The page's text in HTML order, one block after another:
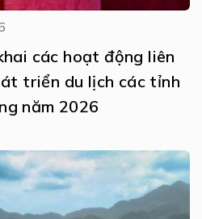
các hoạt động liên
triển du lịch các tỉnh
năm 2026